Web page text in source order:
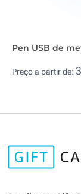
Pen USB de
Preço a partir de: